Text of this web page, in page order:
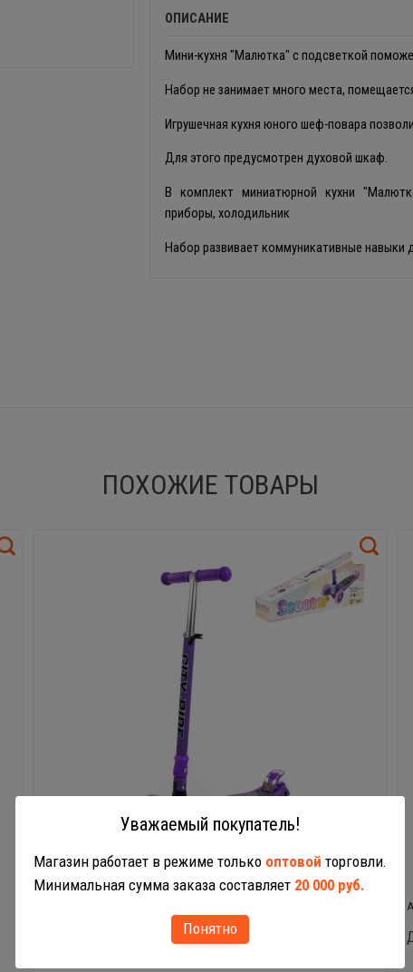
ОПИСАНИЕ
Мини-кухня "Малютка" с подсветкой
Набор не занимает много места,
Игрушечная кухня юного шеф-повара
Для этого предусмотрен духовой шкаф.
В комплект миниатюрной кухни
приборы, холодильник
Набор развивает коммуникативные навыки
ПОХОЖИЕ ТОВАРЫ
Детский самокат складной (фиолетовый)
Уважаемый покупатель!
Магазин работает в режиме только оптовой торговли.
Минимальная сумма заказа составляет 20 000 руб.
Понятно